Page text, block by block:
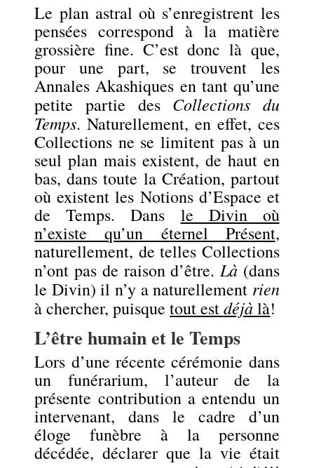
Le plan astral où s’enregistrent les
pensées correspond à la matière
grossière fine. C’est donc là que,
pour une part, se trouvent les
Annales Akashiques en tant qu’une
petite partie des Collections du
Temps. Naturellement, en effet, ces
Collections ne se limitent pas à un
seul plan mais existent, de haut en
bas, dans toute la Création, partout
où existent les Notions d’Espace et
de Temps. Dans le Divin où
n’existe qu’un éternel Présent,
naturellement, de telles Collections
n’ont pas de raison d’être. Là(dans
le Divin) il n’y a naturellement rien
à chercher, puisquetout estdéjàlà!
L’être humain et le Temps
Lors d’une récente cérémonie dans
un funérarium, l’auteur de la
présente contribution a entendu un
intervenant, dans le cadre d’un
éloge funèbre à la personne
décédée, déclarer que la vie était